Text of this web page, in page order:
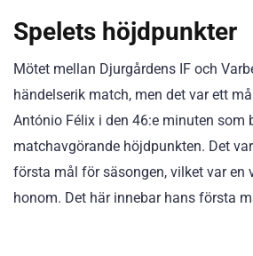
Spelets höjdpunkter
Mötet mellan Djurgårdens IF och
händelserik match, men det var ett
António Félix i den 46:e minuten som
matchavgörande höjdpunkten. Det
första mål för säsongen, vilket var en
honom. Det här innebar hans första